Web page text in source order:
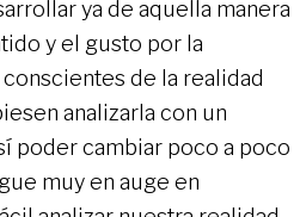
ya de aquella manera
y el gusto por la
de la realidad
analizarla con un
poder cambiar poco a poco
muy en auge en